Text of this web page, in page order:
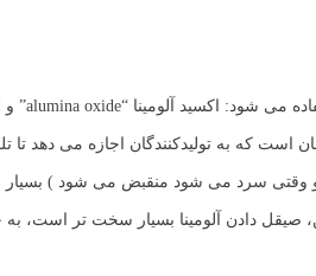
که به تولیدکنندگان اجازه می دهد تا
سرد می شود منقبض می شود ) بسیار
صیقل دادن آلومینا بسیار سخت تر